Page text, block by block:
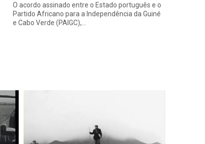
O acordo assinado entre o Estado português e o
Partido Africano para a Independência da Guiné
e Cabo Verde (PAIGC),…